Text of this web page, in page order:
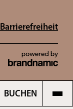
BUCHEN
Barrierefreiheit